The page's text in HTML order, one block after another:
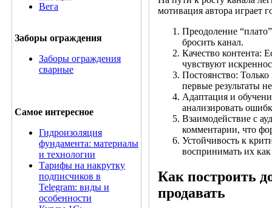
Вега
Заборы ограждения
Заборы ограждения
сварные
Самое интересное
Гидроизоляция
фундамента: материалы
и технологии
Тарифы на накрутку
подписчиков в
Telegram: виды и
особенности
мотивация автора играет
Преодоление
бросить канал.
Качество контента:
чувствуют
Постоянство:
первые результаты
Адаптация и
анализировать
Взаимодействие с
комментарии, что
Устойчивость к
воспринимать их как
Как построить
продавать